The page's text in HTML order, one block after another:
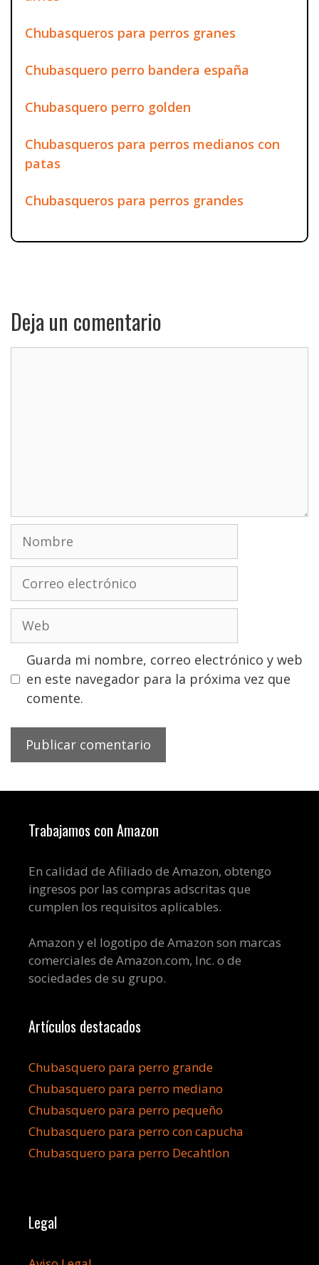
Chubasqueros para perros granes
Chubasquero perro bandera españa
Chubasquero perro golden
Chubasqueros para perros medianos con
patas
Chubasqueros para perros grandes
Deja un comentario
Nombre
electrónico
Guarda mi nombre, correo electrónico y web
en este navegador para la próxima vez que
comente.
Trabajamos con Amazon
En calidad de Afiliado de Amazon, obtengo
ingresos por las compras adscritas que
cumplen los requisitos aplicables.
Amazon y el logotipo de Amazon son marcas
comerciales de Amazon.com, Inc. o de
sociedades de su grupo.
Artículos destacados
Chubasquero para perro grande
Chubasquero para perro mediano
Chubasquero para perro pequeño
Chubasquero para perro con capucha
Chubasquero para perro Decahtlon
Legal